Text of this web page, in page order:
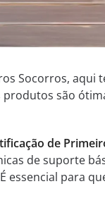
Socorros, aqui
produtos são
de
de suporte
essencial para